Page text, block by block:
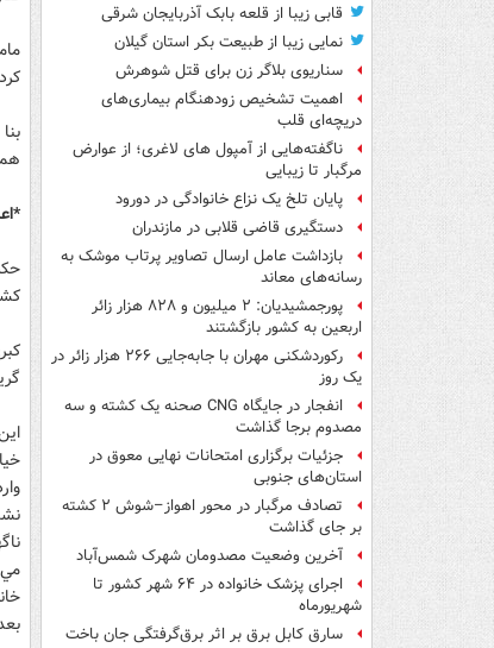
قابی زیبا از قلعه بابک آذربایجان شرقی
نمایی زیبا از طبیعت بکر استان گیلان
سناریوی بلاگر زن برای قتل شوهرش
اهمیت تشخیص زودهنگام بیماری‌های
دریچه‌ای قلب
ناگفته‌هایی از آمپول های لاغری؛ از عوارض
مرگبار تا زیبایی
پایان تلخ یک نزاع خانوادگی در دورود
دستگیری قاضی قلابی در مازندران
بازداشت عامل ارسال تصاویر پرتاب موشک به
رسانه‌های معاند
پورجمشیدیان: ۲ میلیون و ۸۲۸ هزار زائر
اربعین به کشور بازگشتند
رکوردشکنی مهران با جابه‌جایی ۲۶۶ هزار زائر در
یک روز
انفجار در جایگاه CNG صحنه یک کشته و سه
مصدوم برجا گذاشت
جزئیات برگزاری امتحانات نهایی معوق در
استان‌های جنوبی
تصادف مرگبار در محور اهواز–شوش ۲ کشته
بر جای گذاشت
آخرین وضعیت مصدومان شهرک شمس‌آباد
اجرای پزشک خانواده در ۶۴ شهر کشور تا
شهریورماه
سارق کابل برق بر اثر برق‌گرفتگی جان باخت
*